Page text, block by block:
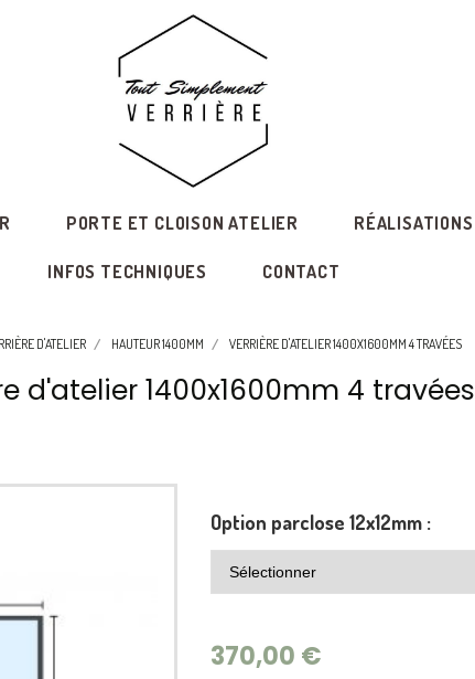
PORTE ET CLOISON ATELIER RÉALISATIONS
INFOS TECHNIQUES CONTACT
D'ATELIER HAUTEUR 1400MM VERRIÈRE D'ATELIER 1400X1600MM 4 TRAVÉES
d'atelier 1400x1600mm 4 travées
Option parclose 12x12mm :
370,00 €